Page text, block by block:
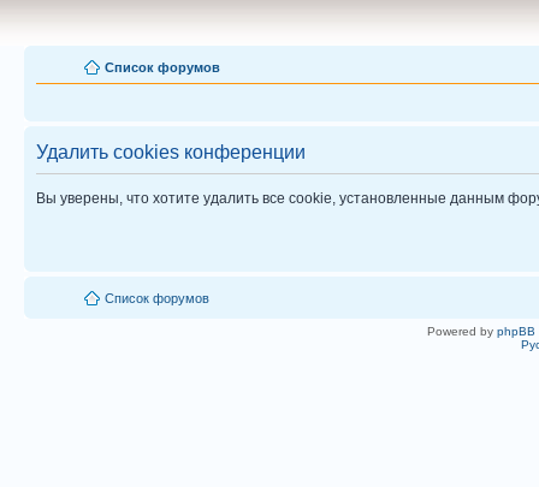
Список форумов
Удалить cookies конференции
Вы уверены, что хотите удалить все cookie, установленные данным
Список форумов
Powered by phpBB